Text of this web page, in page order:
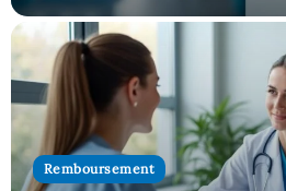
Remboursement